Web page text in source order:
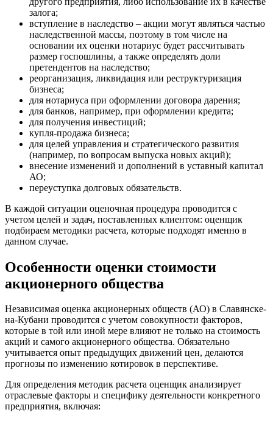
залога;
вступление в наследство – акции могут являться частью
наследственной массы, поэтому в том числе на
основании их оценки нотариус будет рассчитывать
размер госпошлины, а также определять доли
претендентов на наследство;
реорганизация, ликвидация или реструктуризация
бизнеса;
для нотариуса при оформлении договора дарения;
для банков, например, при оформлении кредита;
для получения инвестиций;
купля-продажа бизнеса;
для целей управления и стратегического развития
(например, по вопросам выпуска новых акций);
внесение изменений и дополнений в уставный капитал
АО;
переуступка долговых обязательств.
В каждой ситуации оценочная процедура проводится с
учетом целей и задач, поставленных клиентом: оценщик
подбираем методики расчета, которые подходят именно в
данном случае.
Особенности оценки стоимости
акционерного общества
Независимая оценка акционерных обществ (АО) в Славянске-
на-Кубани проводится с учетом совокупности факторов,
которые в той или иной мере влияют не только на стоимость
акций и самого акционерного общества. Обязательно
учитывается опыт предыдущих движений цен, делаются
прогнозы по изменению котировок в перспективе.
Для определения методик расчета оценщик анализирует
отраслевые факторы и специфику деятельности конкретного
предприятия, включая:
Боровичи
Братск
Бронницы
Бугульма
Бугуруслан
Бузулук
Буйнакск
Бутурлиновка
Валуйки
Великие Луки
Великий Новгород
Великий Устюг
Вельск
Верещагино
Верхняя Пышма
Верхняя Салда
Владивосток
Владикавказ
Владимир
Волгоград
Волгодонск
Волжский
Вологда